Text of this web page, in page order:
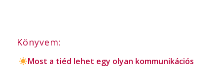
Könyvem:
Most a tiéd lehet egy olyan kommunikációs